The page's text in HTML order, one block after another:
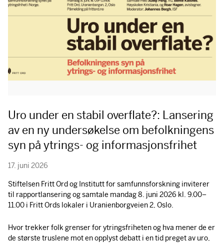
Uro under en stabil overflate?: Lansering
av en ny undersøkelse om befolkningens
syn på ytrings- og informasjonsfrihet
17. juni 2026
Stiftelsen Fritt Ord og Institutt for samfunnsforskning inviterer
til rapportlansering og samtale mandag 8. juni 2026 kl. 9.00–
11.00 i Fritt Ords lokaler i Uranienborgveien 2, Oslo.
Hvor trekker folk grenser for ytringsfriheten og hva mener de er
de største truslene mot en opplyst debatt i en tid preget av uro,